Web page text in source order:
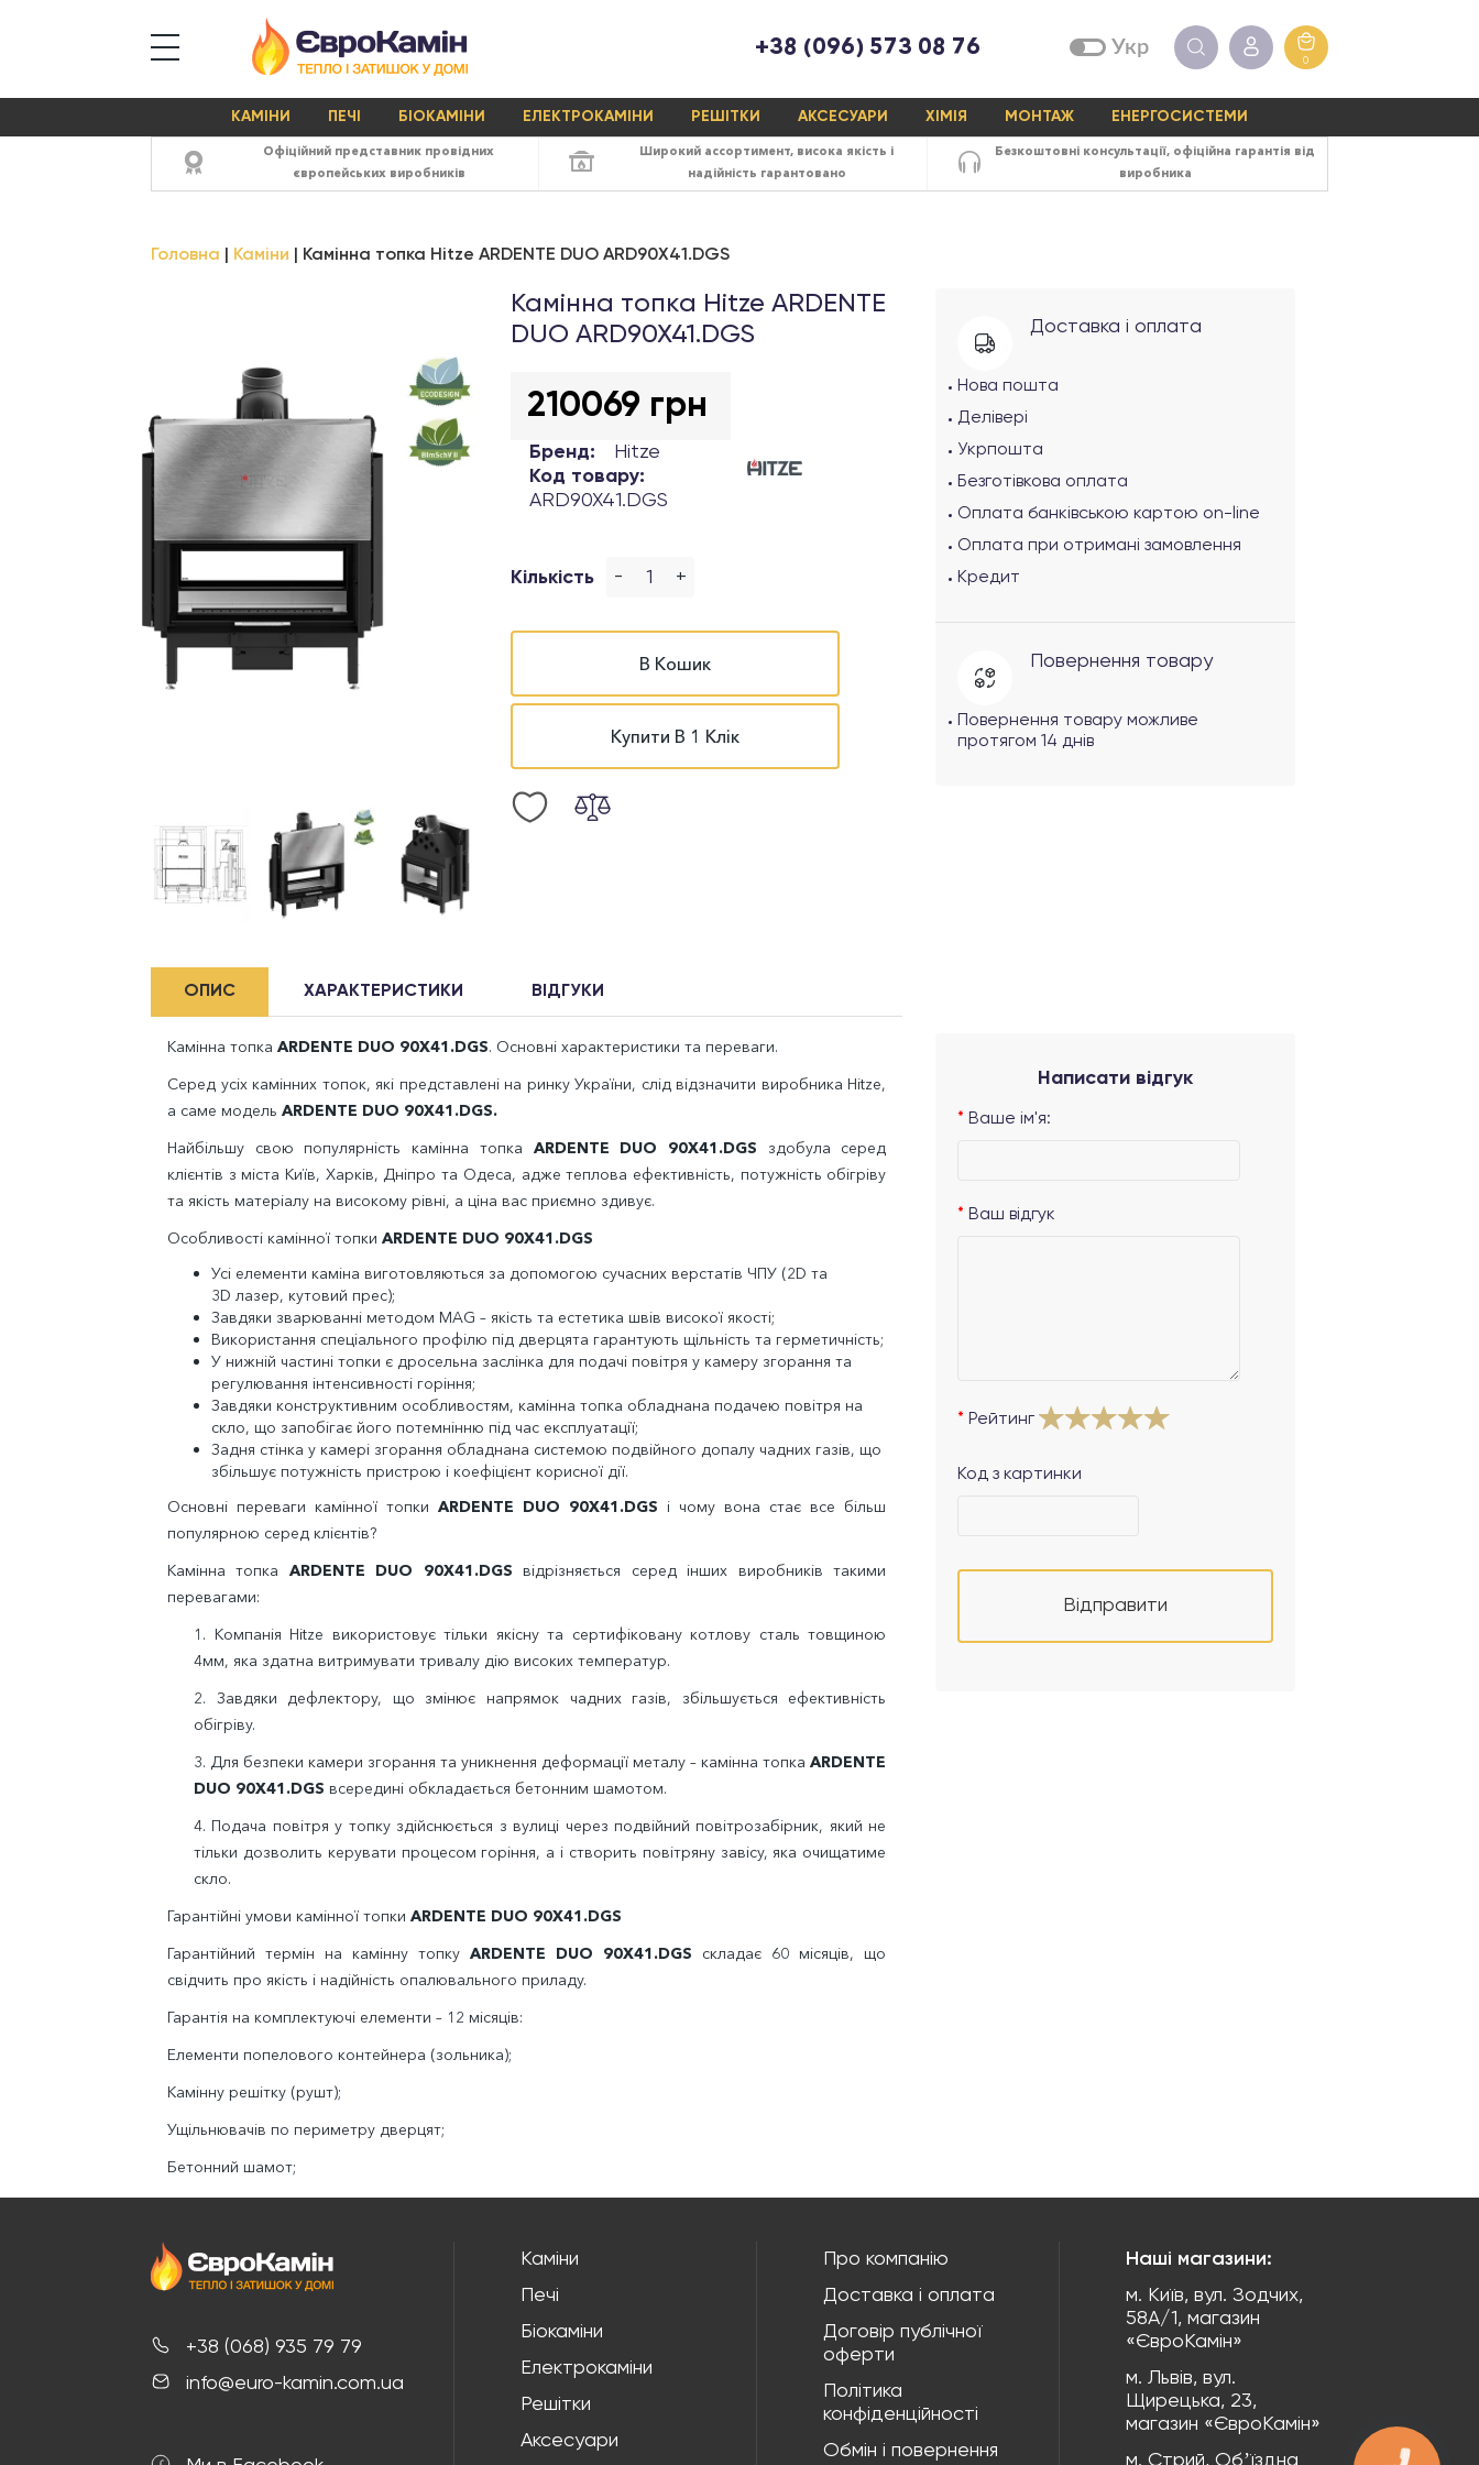
+38 (096) 573 08 76 Укр
0
КАМІНИ ПЕЧІ БІОКАМІНИ ЕЛЕКТРОКАМІНИ РЕШІТКИ АКСЕСУАРИ ХІМІЯ МОНТАЖ ЕНЕРГОСИСТЕМИ
Офіційний представник провідних
європейських виробників
Широкий ассортимент, висока якість і
надійність гарантовано
Безкоштовні консультації, офіційна гарантія від
виробника
Головна Каміни Камінна топка Hitze ARDENTE DUO ARD90X41.DGS
Камінна топка Hitze ARDENTE
DUO ARD90X41.DGS
210069 грн
Бренд:
Hitze
Код товару:
ARD90X41.DGS
Кількість - +
В Кошик
Купити В 1 Клік
Доставка і оплата
Нова пошта
Делівері
Укрпошта
Безготівкова оплата
Оплата банківською картою on-line
Оплата при отримані замовлення
Кредит
Повернення товару
Повернення товару можливе
протягом 14 днів
ОПИС ХАРАКТЕРИСТИКИ ВІДГУКИ
Камінна топка ARDENTE DUO 90X41.DGS. Основні характеристики та переваги.
Серед усіх камінних топок, які представлені на ринку України, слід відзначити виробника Hitze,
а саме модель ARDENTE DUO 90X41.DGS.
Найбільшу свою популярність камінна топка ARDENTE DUO 90X41.DGS здобула серед
клієнтів з міста Київ, Харків, Дніпро та Одеса, адже теплова ефективність, потужність обігріву
та якість матеріалу на високому рівні, а ціна вас приємно здивує.
Особливості камінної топки ARDENTE DUO 90X41.DGS
Усі елементи каміна виготовляються за допомогою сучасних верстатів ЧПУ (2D та
3D лазер, кутовий прес);
Завдяки зварюванні методом MAG – якість та естетика швів високої якості;
Використання спеціального профілю під дверцята гарантують щільність та герметичність;
У нижній частині топки є дросельна заслінка для подачі повітря у камеру згорання та
регулювання інтенсивності горіння;
Завдяки конструктивним особливостям, камінна топка обладнана подачею повітря на
скло, що запобігає його потемнінню під час експлуатації;
Задня стінка у камері згорання обладнана системою подвійного допалу чадних газів, що
збільшує потужність пристрою і коефіцієнт корисної дії.
Основні переваги камінної топкиARDENTE DUO 90X41.DGS і чому вона стає все більш
популярною серед клієнтів?
Камінна топка ARDENTE DUO 90X41.DGS відрізняється серед інших виробників такими
перевагами:
1. Компанія Hitze використовує тільки якісну та сертифіковану котлову сталь товщиною
4мм, яка здатна витримувати тривалу дію високих температур.
2. Завдяки дефлектору, що змінює напрямок чадних газів, збільшується ефективність
обігріву.
3. Для безпеки камери згорання та уникнення деформації металу – камінна топкаARDENTE
DUO 90X41.DGS всередині обкладається бетонним шамотом.
4. Подача повітря у топку здійснюється з вулиці через подвійний повітрозабірник, який не
тільки дозволить керувати процесом горіння, а і створить повітряну завісу, яка очищатиме
скло.
Гарантійні умови камінної топки ARDENTE DUO 90X41.DGS
Гарантійний термін на камінну топкуARDENTE DUO 90X41.DGS складає 60 місяців, що
свідчить про якість і надійність опалювального приладу.
Гарантія на комплектуючі елементи – 12 місяців:
Елементи попелового контейнера (зольника);
Камінну решітку (рушт);
Ущільнювачів по периметру дверцят;
Бетонний шамот;
Написати відгук
Ваше ім'я:
Ваш відгук
Рейтинг
Код з картинки
Відправити
+38 (068) 935 79 79
info@euro-kamin.com.ua
Каміни
Печі
Біокаміни
Електрокаміни
Решітки
Аксесуари
Про компанію
Доставка і оплата
Договір публічної
оферти
Політика
конфіденційності
Обмін і повернення
Наші магазини:
м. Київ, вул. Зодчих,
58А/1, магазин
«ЄвроКамін»
м. Львів, вул.
Щирецька, 23,
магазин «ЄвроКамін»
м. Стрий, Обʼїздна